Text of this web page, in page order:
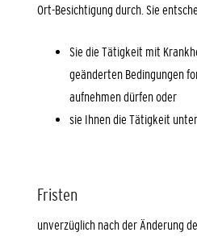
Ort-Besichtigung durch. Sie
Sie die Tätigkeit mit
geänderten Bedingungen
aufnehmen dürfen oder
sie Ihnen die Tätigkeit
Fristen
unverzüglich nach der Änderung